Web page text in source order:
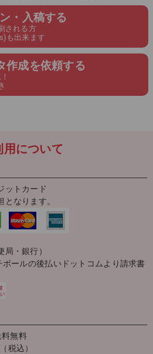
・入稿する
される方
も出来ます
作成を依頼する
用について
ットカード
なります。
・銀行）
ールの後払いドットコムより請求書
無料
税込）